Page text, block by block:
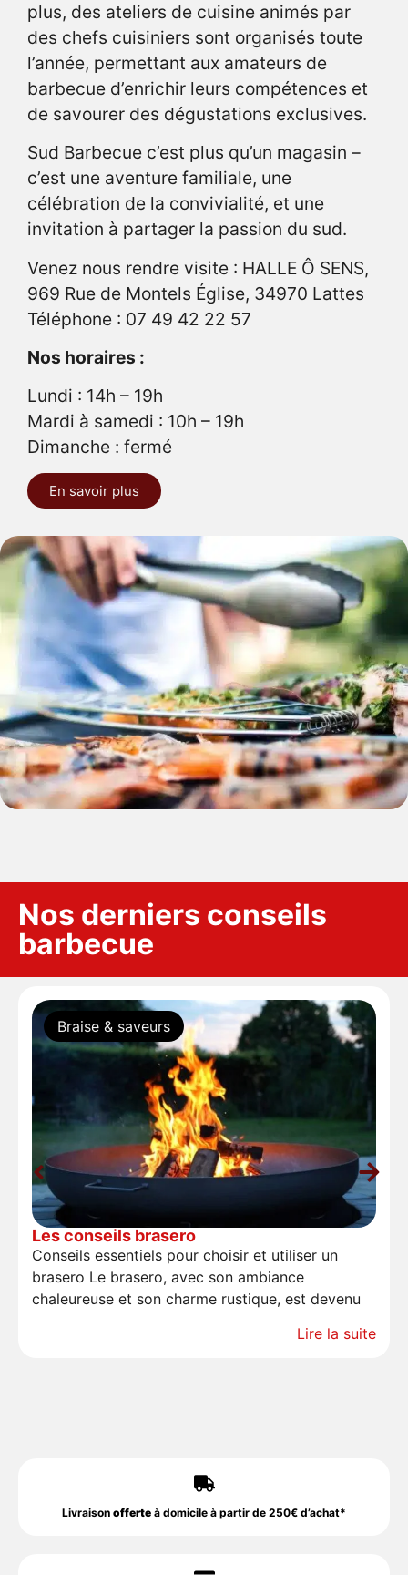
plus, des ateliers de cuisine animés par
des chefs cuisiniers sont organisés toute
l’année, permettant aux amateurs de
barbecue d’enrichir leurs compétences et
de savourer des dégustations exclusives.
Sud Barbecue c’est plus qu’un magasin –
c’est une aventure familiale, une
célébration de la convivialité, et une
invitation à partager la passion du sud.
Venez nous rendre visite : HALLE Ô SENS,
969 Rue de Montels Église, 34970 Lattes
Téléphone : 07 49 42 22 57
Nos horaires :
Lundi : 14h – 19h
Mardi à samedi : 10h – 19h
Dimanche : fermé
En savoir plus
Nos derniers conseils
barbecue
Braise & saveurs
Les conseils brasero
Conseils essentiels pour choisir et utiliser un
brasero Le brasero, avec son ambiance
chaleureuse et son charme rustique, est devenu
Lire la suite
Livraison offerte à domicile à partir de 250€ d’achat*